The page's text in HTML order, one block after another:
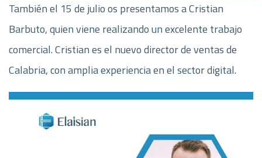
También el 15 de julio os presentamos a Cristian
Barbuto, quien viene realizando un excelente trabajo
comercial. Cristian es el nuevo director de ventas de
Calabria, con amplia experiencia en el sector digital.